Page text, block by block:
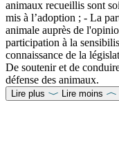
animaux recueillis sont
mis à l’adoption ; - La
animale auprès de
participation à la
connaissance de la
De soutenir et de
défense des animaux.
Lire plus Lire moins